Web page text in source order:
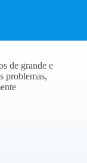
de grande e
problemas,